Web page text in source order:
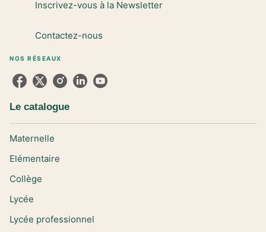
Inscrivez-vous à la Newsletter
Contactez-nous
NOS RÉSEAUX
Le catalogue
Maternelle
Elémentaire
Collège
Lycée
Lycée professionnel